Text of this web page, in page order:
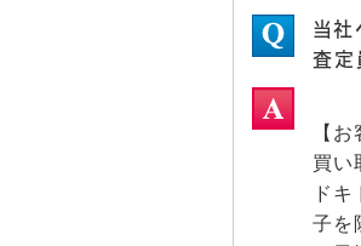
当社
査定
【
買い
ド
子を